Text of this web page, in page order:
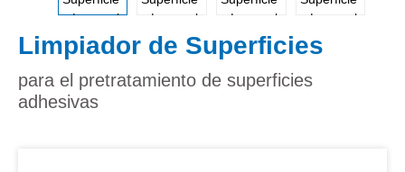
Limpiador de Superficies
para el pretratamiento de superficies
adhesivas